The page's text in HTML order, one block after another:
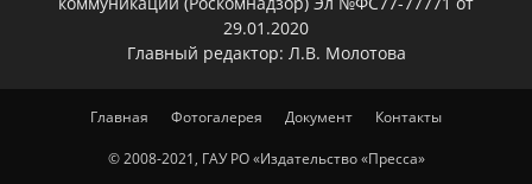
29.01.2020
Главный редактор: Л.В. Молотова
Главная Фотогалерея Документ Контакты
© 2008-2021, ГАУ РО «Издательство «Пресса»